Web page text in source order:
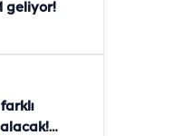
geliyor!